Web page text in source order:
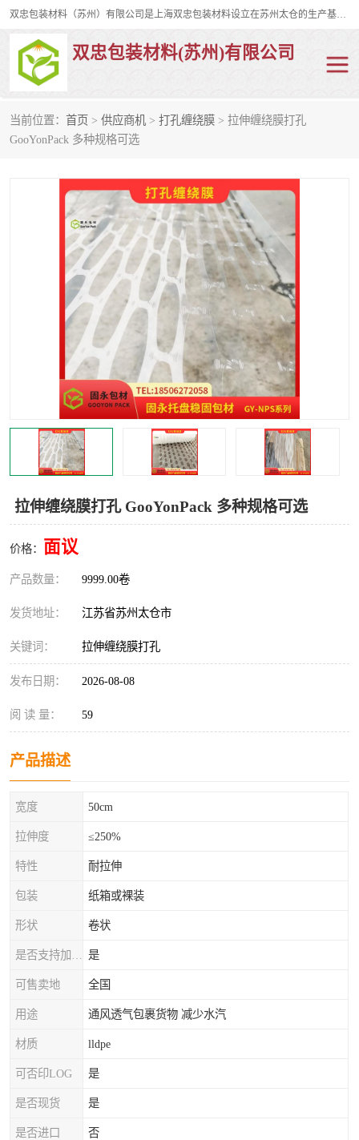
双忠包装材料（苏州）有限公司是上海双忠包装材料设立在苏州太仓的生产基地，占地约2万平米，产品主要有打孔缠绕膜，拉伸蜂窝纸，集装箱充气袋，滑托板，打包带，裹包网兜，防滑纸等箱体和托盘的运输和保护性包材。固永包材®，GooYon Pack®，是我们保护性包装材料的专属品牌。
双忠包装材料(苏州)有限公司
当前位置： 首页 > 供应商机 > 打孔缠绕膜 > 拉伸缠绕膜打孔
GooYonPack 多种规格可选
拉伸缠绕膜打孔 GooYonPack 多种规格可选
价格： 面议
产品数量： 9999.00卷
发货地址： 江苏省苏州太仓市
关键词： 拉伸缠绕膜打孔
发布日期： 2026-08-08
阅 读 量： 59
产品描述
宽度 50cm
拉伸度 ≤250%
特性 耐拉伸
包装 纸箱或裸装
形状 卷状
是
可售卖地 全国
用途 通风透气包裹货物 减少水汽
材质 lldpe
可否印LOG 是
是否现货 是
是否进口 否
打孔缠绕膜
裹包网兜 纤维打包带
充气袋
缠绕膜
托盘裹包网兜
托盘捆绑带